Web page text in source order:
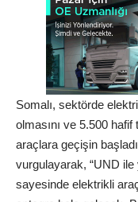
Somalı, sektörde
olmasını ve 5.500 hafif
araçlara geçişin
vurgulayarak, “UND ile
sayesinde elektrikli